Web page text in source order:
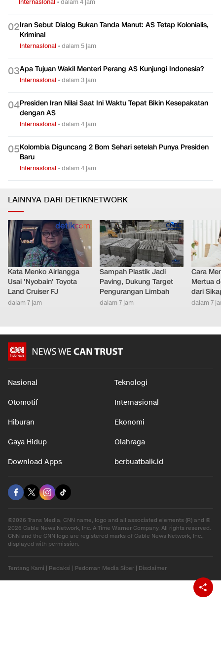
02Iran Sebut Dialog Bukan Tanda Manut: AS Tetap Kolonialis,
Kriminal
Internasional •dalam 5 jam
03Apa Tujuan Wakil Menteri Perang AS Kunjungi Indonesia?
Internasional •dalam 3 jam
04Presiden Iran Nilai Saat Ini Waktu Tepat Bikin Kesepakatan
dengan AS
Internasional •dalam 4 jam
05Kolombia Diguncang 2 Bom Sehari setelah Punya Presiden
Baru
Internasional •dalam 4 jam
LAINNYA DARI DETIKNETWORK
Kata Menko Airlangga
Usai 'Nyobain' Toyota
Land Cruiser FJ
dalam 7 jam
Sampah Plastik Jadi
Paving, Dukung Target
Pengurangan Limbah
dalam 7 jam
Cara
Mertua
dari
dalam 7
Nasional Teknologi
Otomotif Internasional
Hiburan Ekonomi
Gaya Hidup Olahraga
Download Apps berbuatbaik.id
©2026 Trans Media, CNN name, logo and all associated elements (R) and ©
2026 Cable News Network, Inc. A Time Warner Company. All rights reserved.
CNN and the CNN logo are registered marks of Cable News Network, Inc.,
displayed with permission.
Tentang Kami Redaksi Pedoman Media Siber Disclaimer